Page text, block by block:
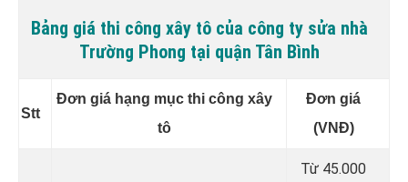
Bảng giá thi công xây tô của công ty sửa nhà
Trường Phong tại quận Tân Bình
Stt
Đơn giá hạng mục thi công xây
tô
Đơn giá
(VNĐ)
Từ 45.000